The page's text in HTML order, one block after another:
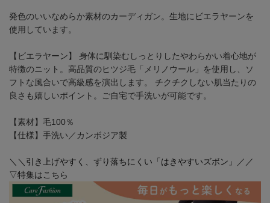
発色のいいなめらか素材のカーディガン。生地にビエラヤーンを
使用しています。
【ビエラヤーン】
身体に馴染むしっとりしたやわらかい着心地が
特徴のニット。高品質のヒツジ毛「メリノウール」を使用し、ソ
フトな風合いで高級感を演出します。 チクチクしない肌当たりの
良さも嬉しいポイント。ご自宅で手洗いが可能です。
【素材】毛100％
【仕様】手洗い／カンボジア製
＼＼引き上げやすく、ずり落ちにくい「はきやすいズボン」／／
▽特集はこちら